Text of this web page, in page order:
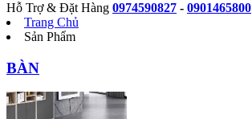
Hỗ Trợ & Đặt Hàng 0974590827 - 0901465800
Trang Chủ
Sản Phẩm
BÀN